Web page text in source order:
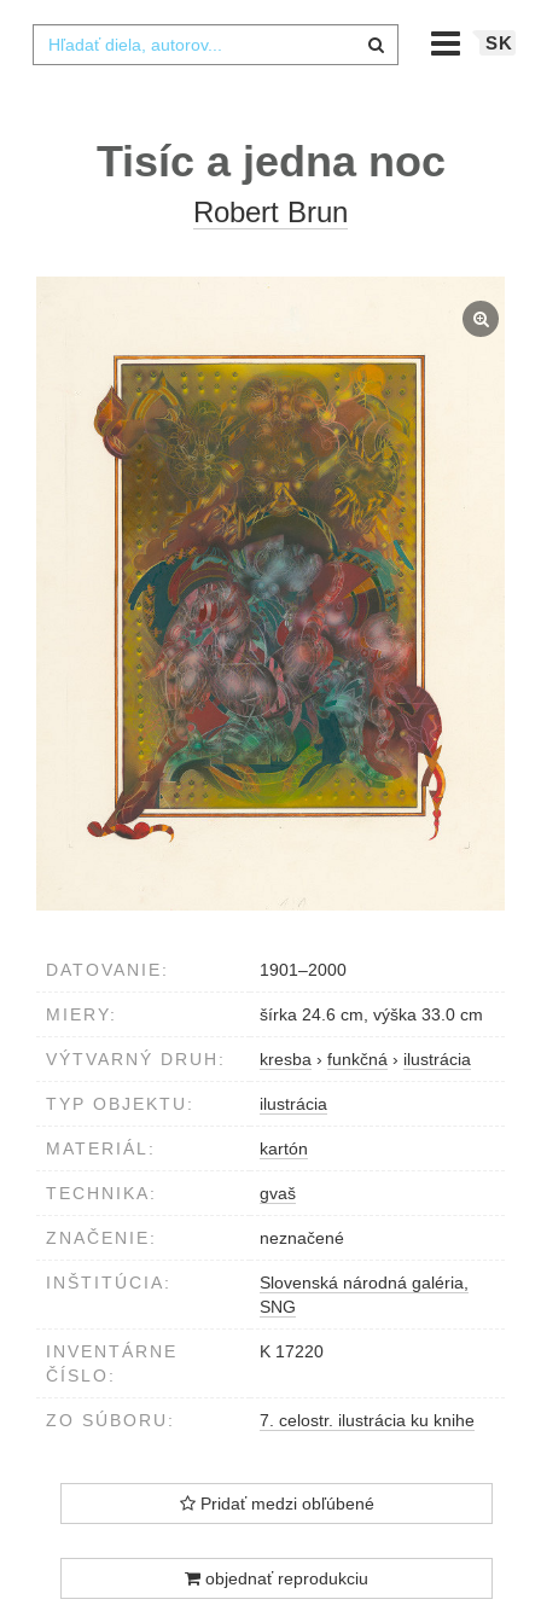
SK
Tisíc a jedna noc
Robert Brun
DATOVANIE: 1901–2000
MIERY: šírka 24.6 cm, výška 33.0 cm
VÝTVARNÝ DRUH: kresba › funkčná › ilustrácia
TYP OBJEKTU: ilustrácia
MATERIÁL: kartón
TECHNIKA: gvaš
ZNAČENIE: neznačené
INŠTITÚCIA:
Slovenská národná galéria,
SNG
INVENTÁRNE
ČÍSLO:
K 17220
ZO SÚBORU: 7. celostr. ilustrácia ku knihe
Pridať medzi obľúbené
objednať reprodukciu